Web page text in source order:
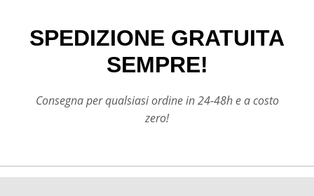
SPEDIZIONE GRATUITA
SEMPRE!
Consegna per qualsiasi ordine in 24-48h e a costo
zero!